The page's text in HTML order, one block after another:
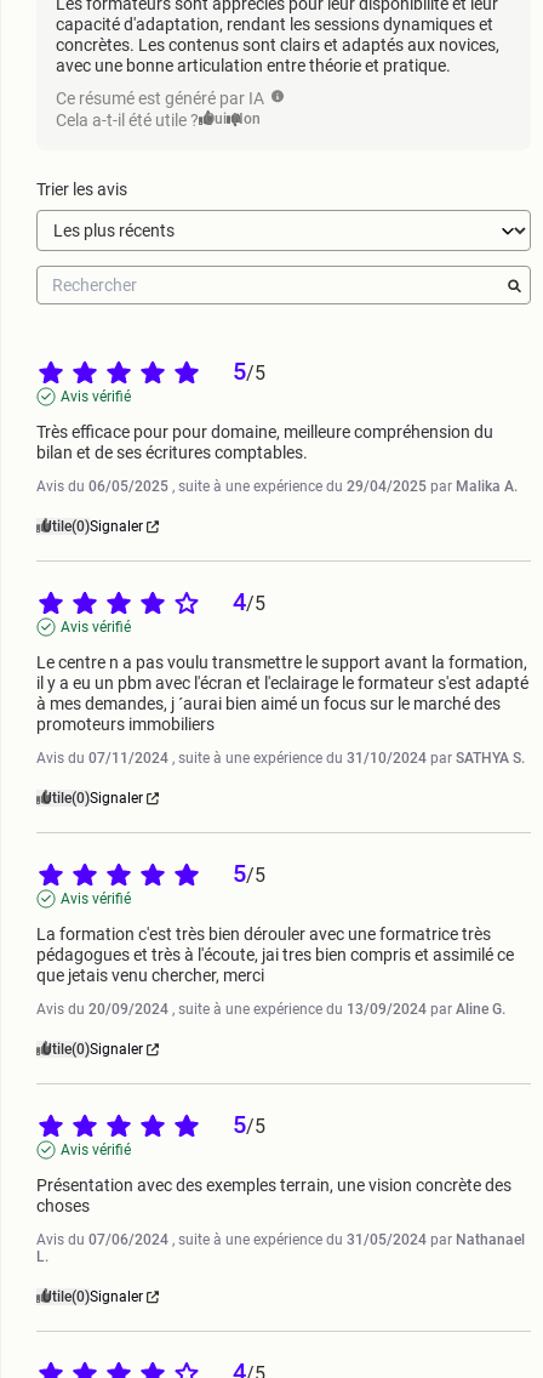
Les formateurs sont appréciés pour leur disponibilité et leur
capacité d'adaptation, rendant les sessions dynamiques et
concrètes. Les contenus sont clairs et adaptés aux novices,
avec une bonne articulation entre théorie et pratique.
Ce résumé est généré par IA
Cela a-t-il été utile ? Oui Non
Trier les avis
5/5
Avis vérifié
Très efficace pour pour domaine, meilleure compréhension du
bilan et de ses écritures comptables.
Avis du 06/05/2025 , suite à une expérience du 29/04/2025 par Malika A.
Utile(0)Signaler
4/5
Avis vérifié
Le centre n a pas voulu transmettre le support avant la formation,
il y a eu un pbm avec l'écran et l'eclairage le formateur s'est adapté
à mes demandes, j ´aurai bien aimé un focus sur le marché des
promoteurs immobiliers
Avis du 07/11/2024 , suite à une expérience du 31/10/2024 par SATHYA S.
Utile(0)Signaler
5/5
Avis vérifié
La formation c'est très bien dérouler avec une formatrice très
pédagogues et très à l'écoute, jai tres bien compris et assimilé ce
que jetais venu chercher, merci
Avis du 20/09/2024 , suite à une expérience du 13/09/2024 par Aline G.
Utile(0)Signaler
5/5
Avis vérifié
Présentation avec des exemples terrain, une vision concrète des
choses
Avis du 07/06/2024 , suite à une expérience du 31/05/2024 par Nathanael
L.
Utile(0)Signaler